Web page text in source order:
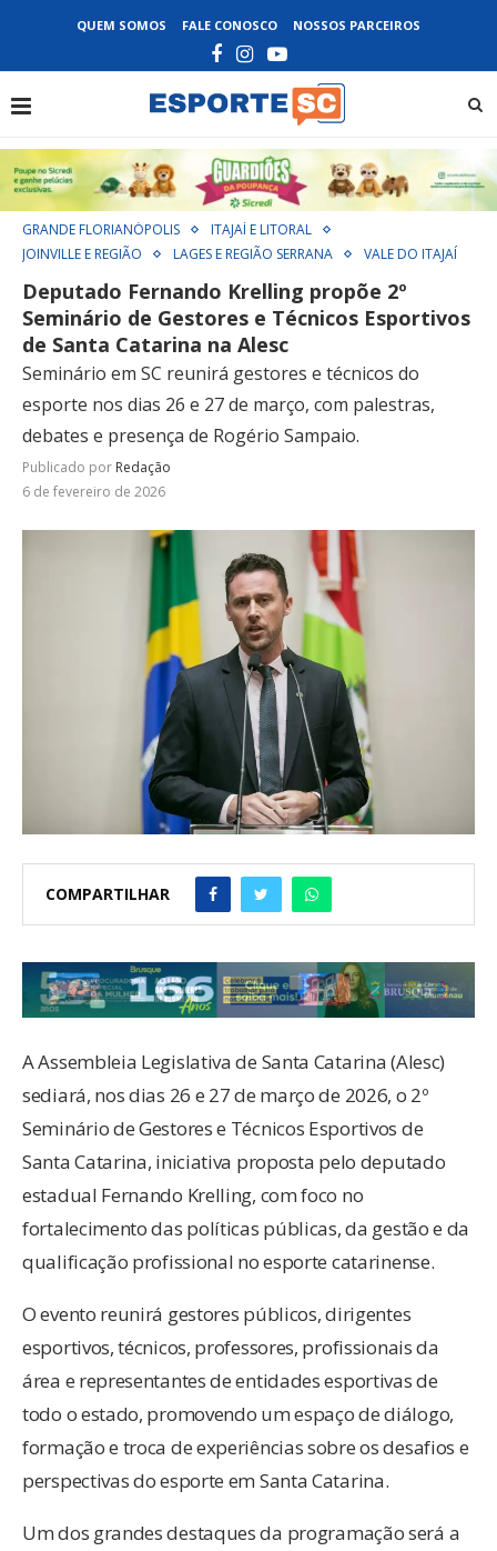
QUEM SOMOS FALE CONOSCO NOSSOS PARCEIROS
GRANDE FLORIANÓPOLIS
ITAJAÍ E LITORAL
JOINVILLE E REGIÃO
LAGES E REGIÃO SERRANA VALE DO ITAJAÍ
Deputado Fernando Krelling propõe 2º
Seminário de Gestores e Técnicos Esportivos
de Santa Catarina na Alesc
Seminário em SC reunirá gestores e técnicos do
esporte nos dias 26 e 27 de março, com palestras,
debates e presença de Rogério Sampaio.
Publicado por Redação
6 de fevereiro de 2026
COMPARTILHAR
A Assembleia Legislativa de Santa Catarina (Alesc)
sediará, nos dias 26 e 27 de março de 2026, o 2º
Seminário de Gestores e Técnicos Esportivos de
Santa Catarina, iniciativa proposta pelo deputado
estadual Fernando Krelling, com foco no
fortalecimento das políticas públicas, da gestão e da
qualificação profissional no esporte catarinense.
O evento reunirá gestores públicos, dirigentes
esportivos, técnicos, professores, profissionais da
área e representantes de entidades esportivas de
todo o estado, promovendo um espaço de diálogo,
formação e troca de experiências sobre os desafios e
perspectivas do esporte em Santa Catarina.
Um dos grandes destaques da programação será a